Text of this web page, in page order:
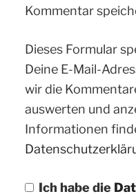
Kommentar
Dieses Formular
Deine E-Mail-
wir die
auswerten und
Informationen
Ich habe die